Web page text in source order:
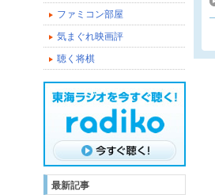
ファミコン部屋
気まぐれ映画評
聴く将棋
最新記事